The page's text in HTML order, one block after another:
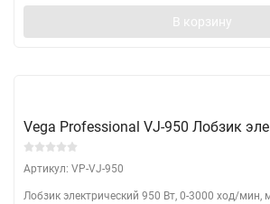
В корзину
Vega Professional VJ-950 Лобзик
Артикул: VP-VJ-950
Лобзик электрический 950 Вт, 0-3000 ход/мин,